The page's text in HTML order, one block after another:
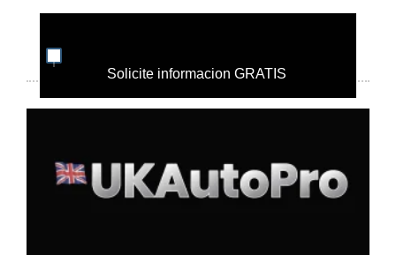
Solicite informacion GRATIS